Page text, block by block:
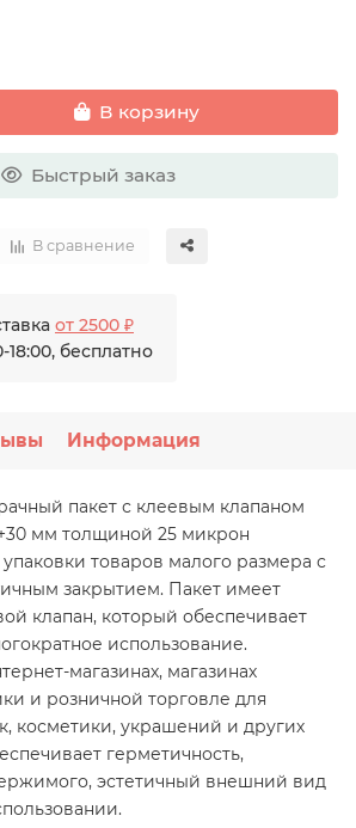
В корзину
Быстрый заказ
В сравнение
от 2500 ₽
бесплатно
Информация
пакет с клеевым клапаном
мм толщиной 25 микрон
товаров малого размера с
закрытием. Пакет имеет
клапан, который обеспечивает
использование.
магазинах, магазинах
и розничной торговле для
косметики, украшений и других
герметичность,
эстетичный внешний вид